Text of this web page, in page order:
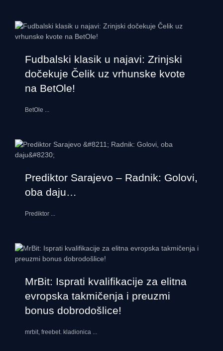
Fudbalski klasik u najavi: Zrinjski
dočekuje Čelik uz vrhunske kvote
na BetOle!
BetOle ...
Prediktor Sarajevo – Radnik: Golovi,
oba daju…
Prediktor ...
MrBit: Isprati kvalifikacije za elitna
evropska takmičenja i preuzmi
bonus dobrodošlice!
mrbit, freebet. kladionica ...